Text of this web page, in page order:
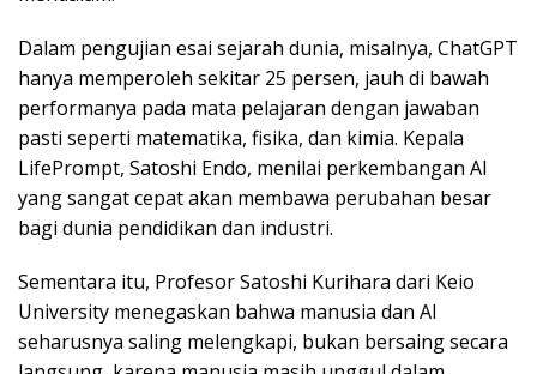
Dalam pengujian esai sejarah dunia, misalnya, ChatGPT
hanya memperoleh sekitar 25 persen, jauh di bawah
performanya pada mata pelajaran dengan jawaban
pasti seperti matematika, fisika, dan kimia. Kepala
LifePrompt, Satoshi Endo, menilai perkembangan AI
yang sangat cepat akan membawa perubahan besar
bagi dunia pendidikan dan industri.
Sementara itu, Profesor Satoshi Kurihara dari Keio
University menegaskan bahwa manusia dan AI
seharusnya saling melengkapi, bukan bersaing secara